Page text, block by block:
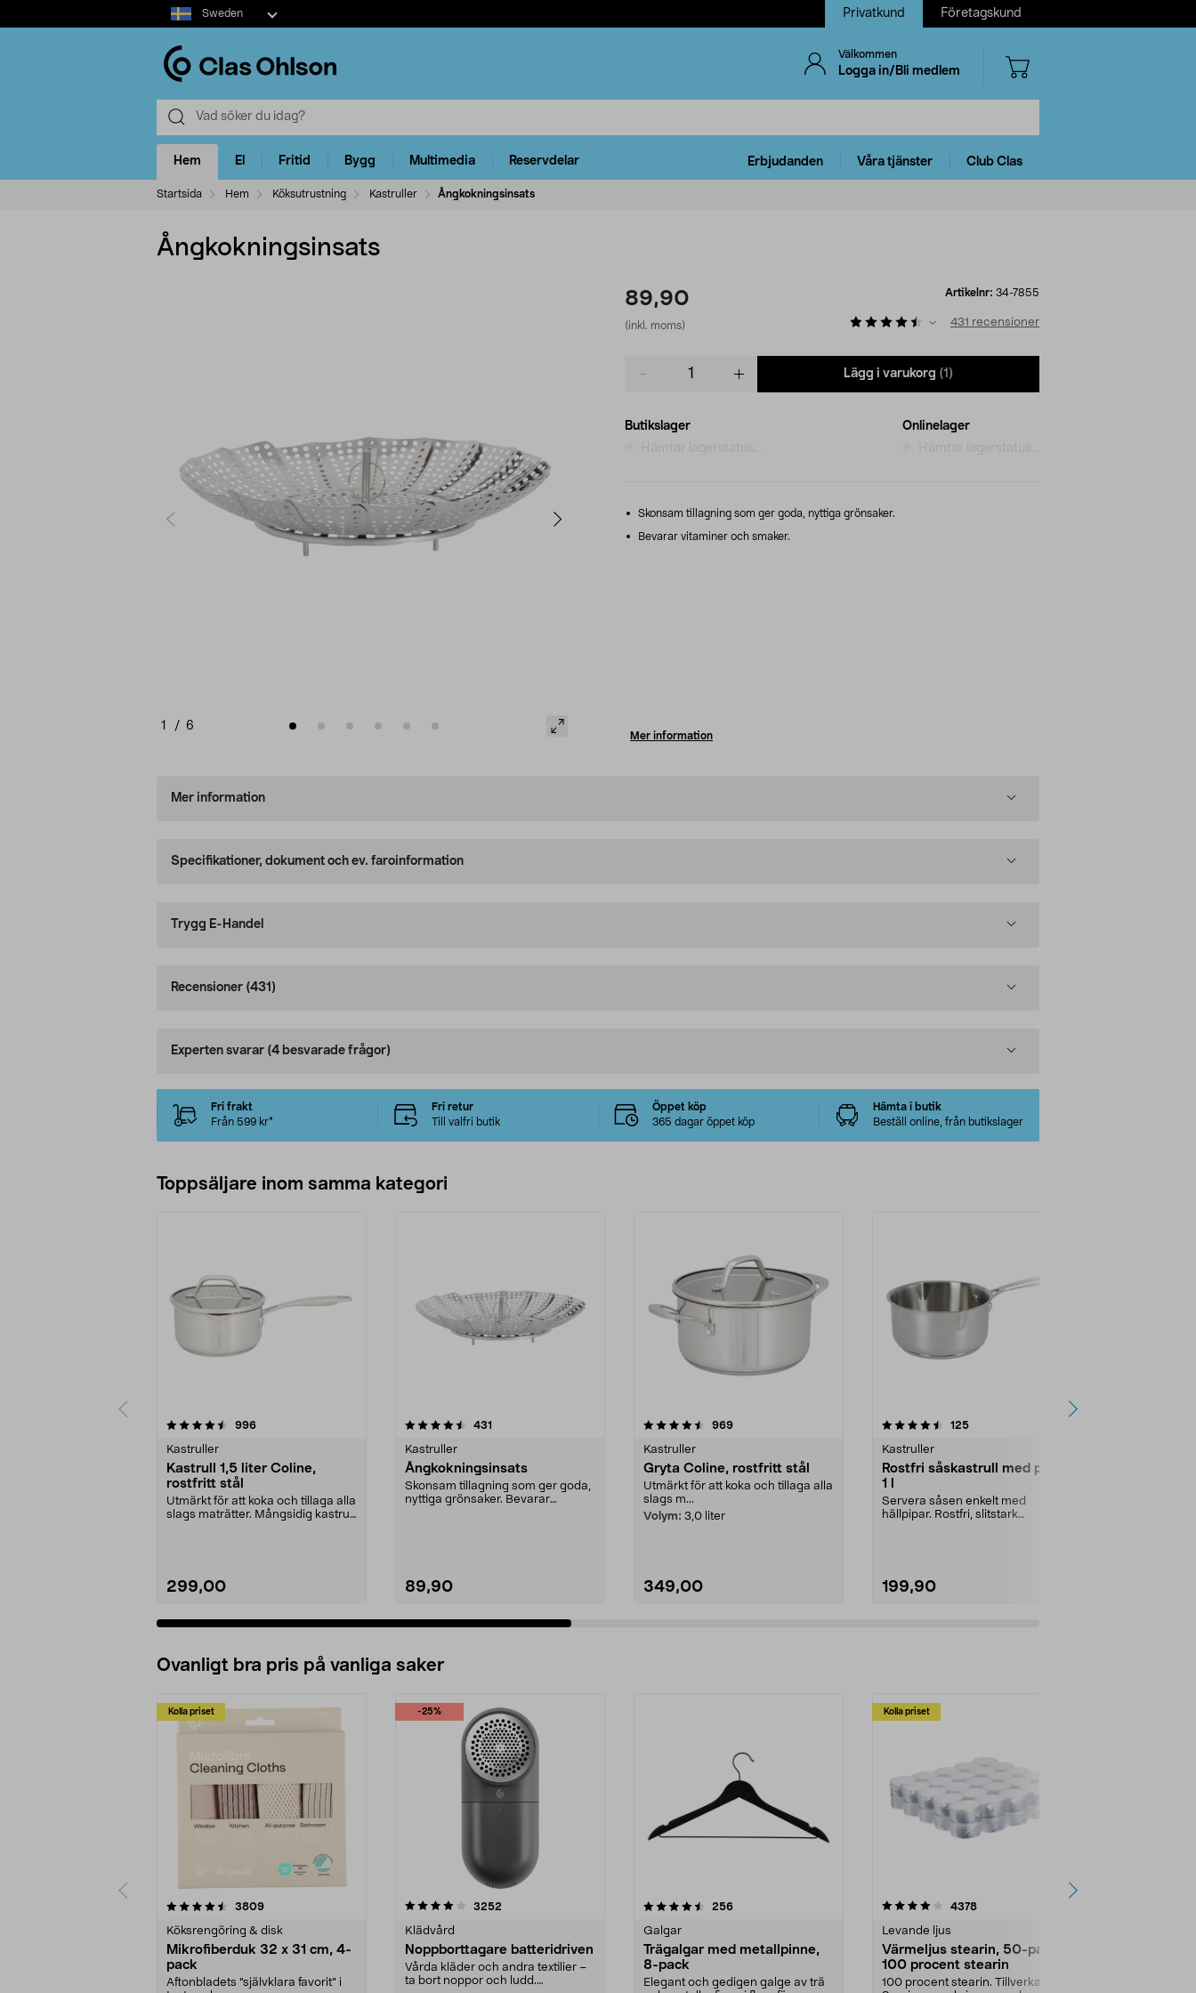
Select
market
Sweden Privatkund Företagskund
Välkommen
Logga in/Bli medlem
Hem El Fritid Bygg Multimedia Reservdelar Erbjudanden Våra tjänster Club Clas
Startsida Hem Köksutrustning Kastruller Ångkokningsinsats
Ångkokningsinsats
1 / 6
89,90
(inkl. moms)
Artikelnr: 34-7855
431 recensioner
Lägg i varukorg (1)
Butikslager
Onlinelager
Skonsam tillagning som ger goda, nyttiga grönsaker.
Bevarar vitaminer och smaker.
Mer information
Mer information
Specifikationer, dokument och ev. faroinformation
Trygg E-Handel
Recensioner (431)
Experten svarar (4 besvarade frågor)
Fri frakt
Från 599 kr*
Fri retur
Till valfri butik
Öppet köp
365 dagar öppet köp
Hämta i butik
Beställ online, från butikslager
Toppsäljare inom samma kategori
996recensioner
Kastruller
Kastrull 1,5 liter Coline,
rostfritt stål
Utmärkt för att koka och tillaga alla
slags maträtter. Mångsidig kastrull
299,00
4.5 av 5 stjärnor 431
Kastruller
Ångkokningsinsats
Skonsam tillagning som ger goda,
nyttiga grönsaker. Bevarar
89,90
4.5 av 5 stjärnor 969recensioner
Kastruller
Gryta Coline, rostfritt stål
Utmärkt för att koka och tillaga alla
slags m...
Volym: 3,0 liter
349,00
4.5 av 5 stjärnor 125recensioner
Kastruller
Rostfri såskastrull med pipar,
1 l
Servera såsen enkelt med
hällpipar. Rostfri, slitstark
199,90
4.5 av 5 stjärnor
Ovanligt bra pris på vanliga saker
Kolla priset
3809recensioner
Köksrengöring & disk
Mikrofiberduk 32 x 31 cm, 4-
pack
Aftonbladets "självklara favorit” i
-25%
4.0av 5 stjärnor 3252
Klädvård
Noppborttagare batteridriven
Vårda kläder och andra textilier –
ta bort noppor och ludd.
4.5av 5 stjärnor 256recensioner
Galgar
Trägalgar med metallpinne,
8-pack
Elegant och gedigen galge av trä
Kolla priset
4.0av 5 stjärnor 4378recensioner
Levande ljus
Värmeljus stearin, 50-pack,
100 procent stearin
100 procent stearin. Tillverkade i
4.5av 5 stjärnor